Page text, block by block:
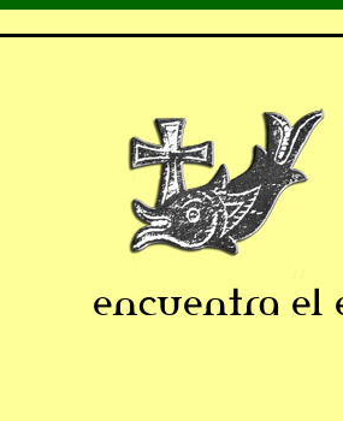
encuentra el